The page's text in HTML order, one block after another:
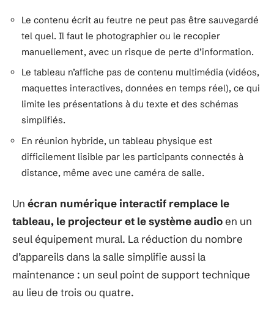
Le contenu écrit au feutre ne peut pas être sauvegardé
tel quel. Il faut le photographier ou le recopier
manuellement, avec un risque de perte d’information.
Le tableau n’affiche pas de contenu multimédia (vidéos,
maquettes interactives, données en temps réel), ce qui
limite les présentations à du texte et des schémas
simplifiés.
En réunion hybride, un tableau physique est
difficilement lisible par les participants connectés à
distance, même avec une caméra de salle.
Un écran numérique interactif remplace le
tableau, le projecteur et le système audioen un
seul équipement mural. La réduction du nombre
d’appareils dans la salle simplifie aussi la
maintenance : un seul point de support technique
au lieu de trois ou quatre.